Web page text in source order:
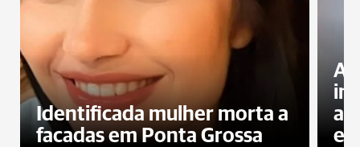
Identificada mulher morta a
facadas em Ponta Grossa